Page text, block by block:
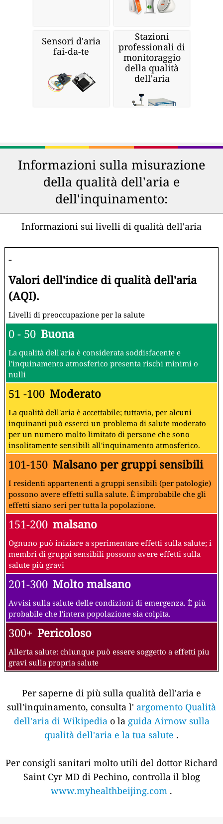
Sensori d'aria
fai-da-te
Stazioni
professionali di
monitoraggio
della qualità
dell'aria
Informazioni sulla misurazione
della qualità dell'aria e
dell'inquinamento:
Informazioni sui livelli di qualità dell'aria
-
Valori dell'indice di qualità dell'aria
(AQI).
Livelli di preoccupazione per la salute
0 - 50 Buona
La qualità dell'aria è considerata soddisfacente e
l'inquinamento atmosferico presenta rischi minimi o
nulli
51 -100 Moderato
La qualità dell'aria è accettabile; tuttavia, per alcuni
inquinanti può esserci un problema di salute moderato
per un numero molto limitato di persone che sono
insolitamente sensibili all'inquinamento atmosferico.
101-150 Malsano per gruppi sensibili
I residenti appartenenti a gruppi sensibili (per patologie)
possono avere effetti sulla salute. È improbabile che gli
effetti siano seri per tutta la popolazione.
151-200 malsano
Ognuno può iniziare a sperimentare effetti sulla salute; i
membri di gruppi sensibili possono avere effetti sulla
salute più gravi
201-300 Molto malsano
Avvisi sulla salute delle condizioni di emergenza. È più
probabile che l'intera popolazione sia colpita.
300+ Pericoloso
Allerta salute: chiunque può essere soggetto a effetti piu
gravi sulla propria salute
Per saperne di più sulla qualità dell'aria e
sull'inquinamento, consulta l' argomento Qualità
dell'aria di Wikipediao la guida Airnow sulla
qualità dell'aria e la tua salute .
Per consigli sanitari molto utili del dottor Richard
Saint Cyr MD di Pechino, controlla il blog
www.myhealthbeijing.com .